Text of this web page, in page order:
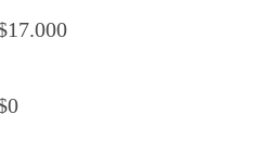
17.000
0